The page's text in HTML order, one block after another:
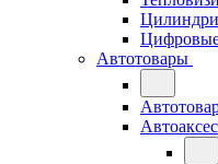
Автотовары